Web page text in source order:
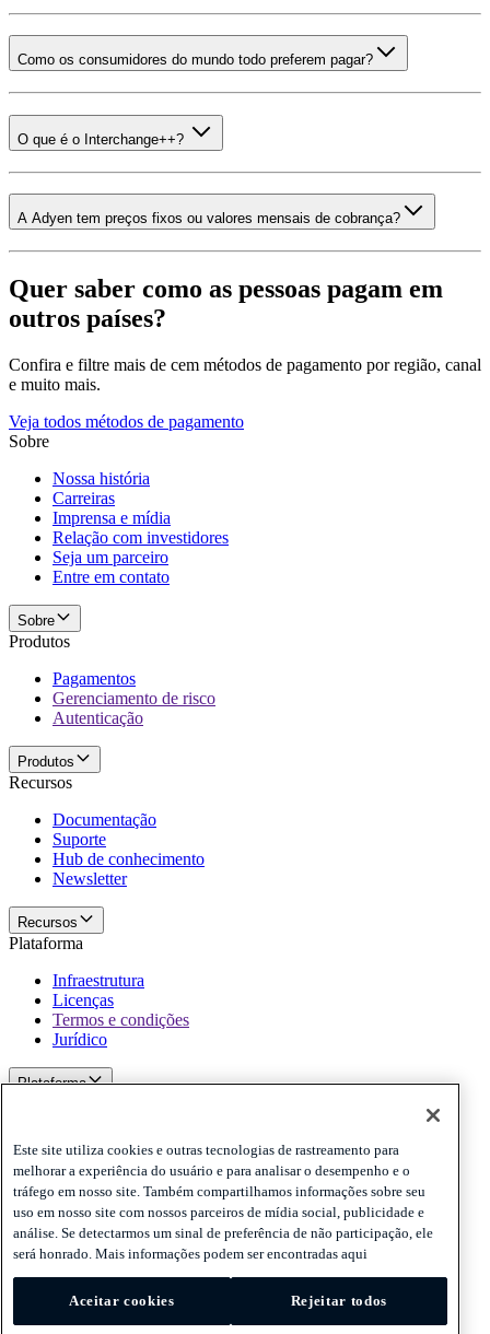
Como os consumidores do mundo todo preferem pagar?
O que é o Interchange++?
A Adyen tem preços fixos ou valores mensais de cobrança?
Quer saber como as pessoas pagam em
outros países?
Confira e filtre mais de cem métodos de pagamento por região, canal
e muito mais.
Veja todos métodos de pagamento
Sobre
Nossa história
Carreiras
Imprensa e mídia
Relação com investidores
Seja um parceiro
Entre em contato
Sobre
Produtos
Pagamentos
Gerenciamento de risco
Autenticação
Produtos
Recursos
Documentação
Suporte
Hub de conhecimento
Newsletter
Recursos
Plataforma
Infraestrutura
Licenças
Termos e condições
Jurídico
Plataforma
Privacy
Cookies
Disclaimer
Politicas e termo de responsabilidade
Assine nossa newsletter Assine nossa newsletterAssine nossa
newsletter
Privacy
Cookies
Este site utiliza cookies e outras tecnologias de rastreamento para
melhorar a experiência do usuário e para analisar o desempenho e o
tráfego em nosso site. Também compartilhamos informações sobre seu
uso em nosso site com nossos parceiros de mídia social, publicidade e
análise. Se detectarmos um sinal de preferência de não participação, ele
será honrado. Mais informações podem ser encontradas aqui
Aceitar cookies Rejeitar todos